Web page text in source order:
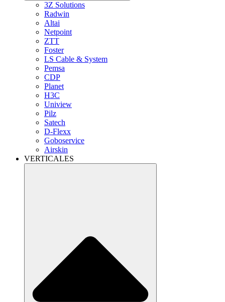
3Z Solutions
Radwin
Altai
Netpoint
ZTT
Foster
LS Cable & System
Pemsa
CDP
Planet
H3C
Uniview
Pilz
Satech
D-Flexx
Goboservice
Airskin
VERTICALES